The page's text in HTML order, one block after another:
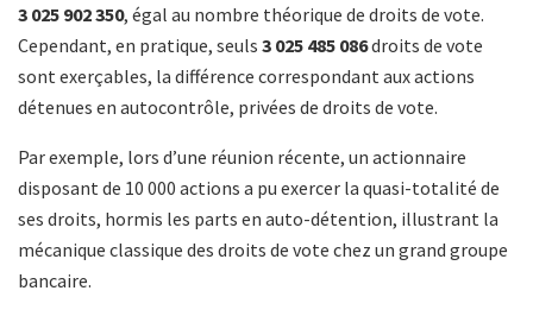
3 025 902 350, égal au nombre théorique de droits de vote.
Cependant, en pratique, seuls 3 025 485 086droits de vote
sont exerçables, la différence correspondant aux actions
détenues en autocontrôle, privées de droits de vote.
Par exemple, lors d’une réunion récente, un actionnaire
disposant de 10 000 actions a pu exercer la quasi-totalité de
ses droits, hormis les parts en auto-détention, illustrant la
mécanique classique des droits de vote chez un grand groupe
bancaire.